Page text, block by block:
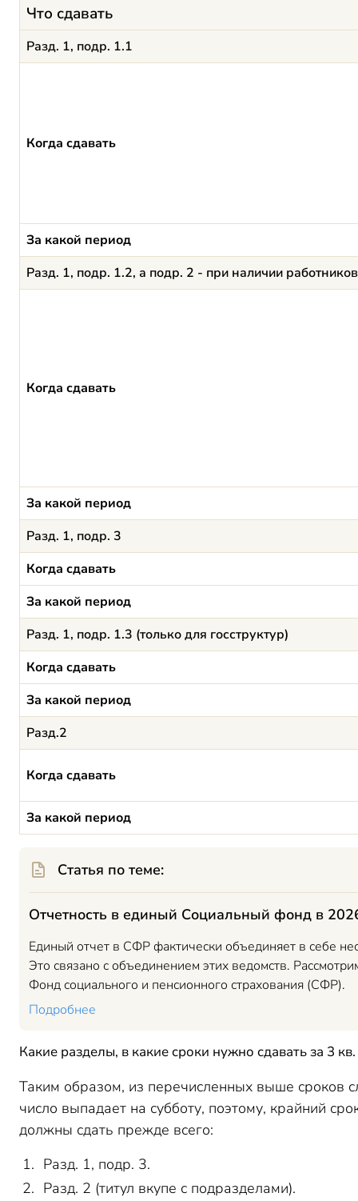
Что сдавать
Разд. 1, подр. 1.1
Когда сдавать
За какой период
Разд. 1, подр. 1.2, а подр. 2 - при наличии
Когда сдавать
За какой период
Разд. 1, подр. 3
Когда сдавать
За какой период
Разд. 1, подр. 1.3 (только для госструктур)
Когда сдавать
За какой период
Разд.2
Когда сдавать
За какой период
Статья по теме:
Отчетность в единый Социальный фонд в
Единый отчет в СФР фактически объединяет в себе
Это связано с объединением этих ведомств.
Фонд социального и пенсионного страхования (СФР).
Подробнее
Какие разделы, в какие сроки нужно сдавать за 3
Таким образом, из перечисленных выше сроков
число выпадает на субботу, поэтому, крайний
должны сдать прежде всего:
Разд. 1, подр. 3.
Разд. 2 (титул вкупе с подразделами).